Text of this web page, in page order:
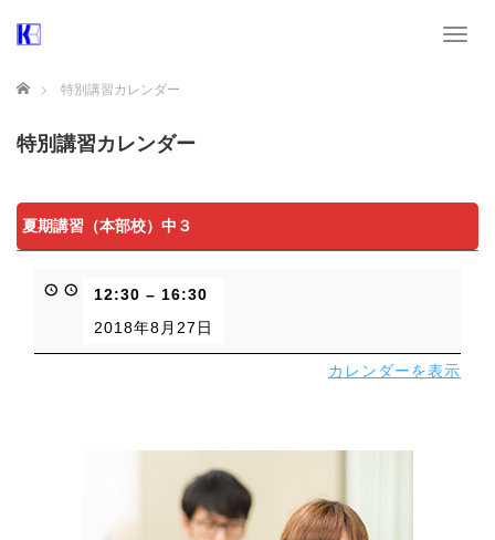
T
n
ホーム 特別講習カレンダー
特別講習カレンダー
夏期講習（本部校）中３
12:30 – 16:30
2018年8月27日
カレンダーを表示